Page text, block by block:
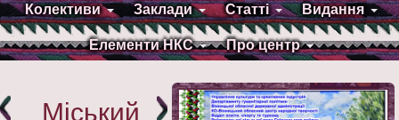
Колективи Заклади Статті Видання
Елементи НКС Про центр
Міський